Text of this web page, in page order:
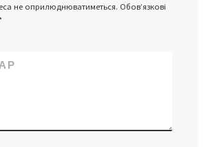
не оприлюднюватиметься. Обов’язкові